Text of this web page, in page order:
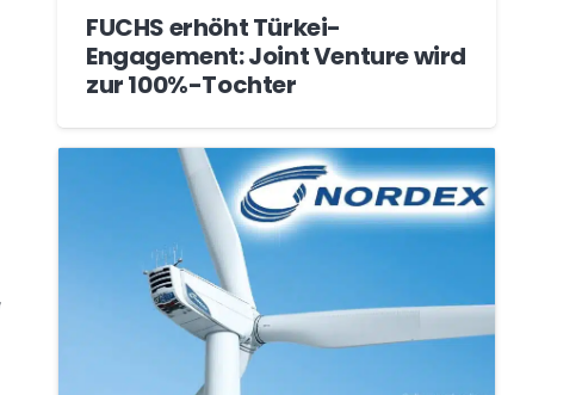
FUCHS erhöht Türkei-
Engagement: Joint Venture wird
zur 100%-Tochter